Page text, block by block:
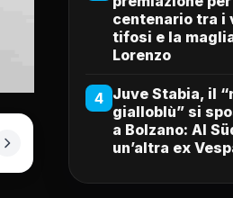
centenario tra i
tifosi e la
Lorenzo
4 Juve Stabia, il
gialloblù” si
a Bolzano: Al
un’altra ex